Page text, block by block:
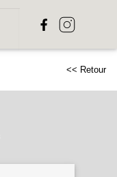
<< Retour